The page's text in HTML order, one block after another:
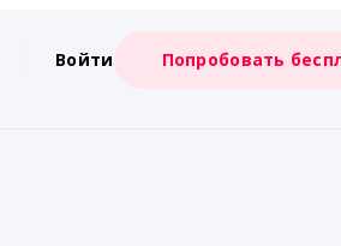
Войти Попробовать